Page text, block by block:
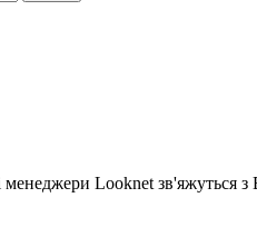
менеджери Looknet зв'яжуться